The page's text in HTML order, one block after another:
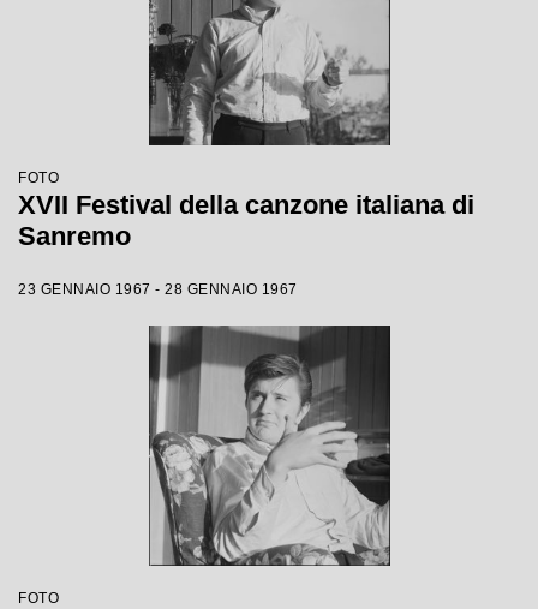
FOTO
XVII Festival della canzone italiana di
Sanremo
23 GENNAIO 1967 - 28 GENNAIO 1967
FOTO